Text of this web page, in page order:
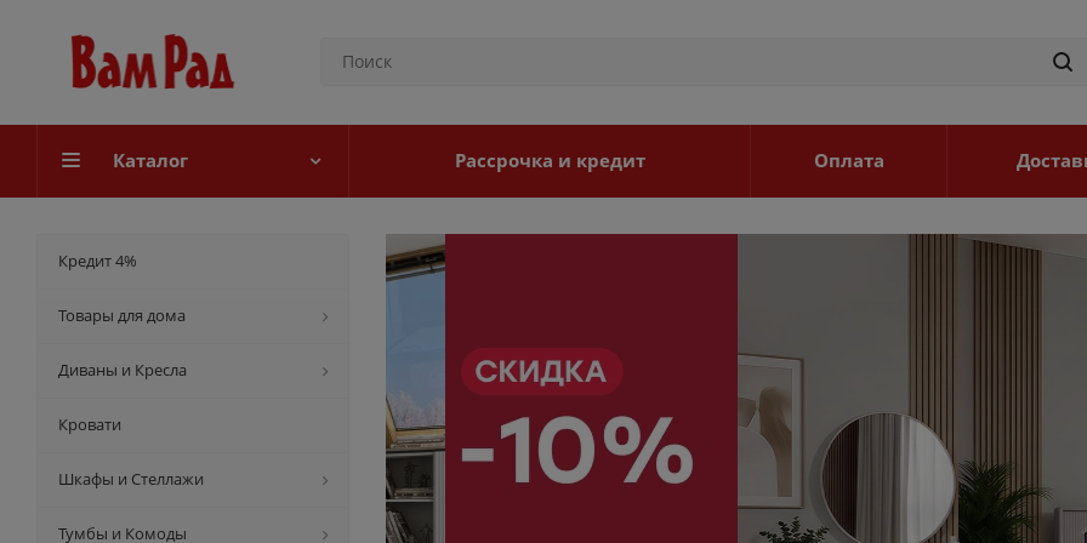
Каталог Рассрочка и кредит Оплата
Кредит 4%
Товары для дома
Диваны и Кресла
Кровати
Шкафы и Стеллажи
Тумбы и Комоды